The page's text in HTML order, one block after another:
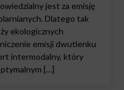
jest za emisję
Dlatego tak
ekologicznych
emisji dwutlenku
intermodalny, który
[…]